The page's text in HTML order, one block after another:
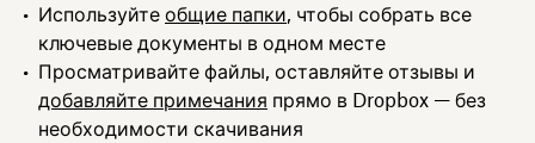
Используйте общие папки, чтобы собрать все
ключевые документы в одном месте
Просматривайте файлы, оставляйте отзывы и
добавляйте примечания прямо в Dropbox — без
необходимости скачивания